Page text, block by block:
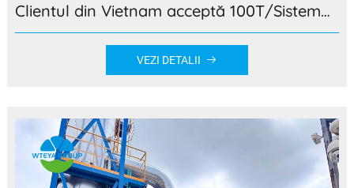
Clientul din Vietnam acceptă 100T/Sistemul de evaporare D MVR la baza de producție WTEYA
VEZI DETALII